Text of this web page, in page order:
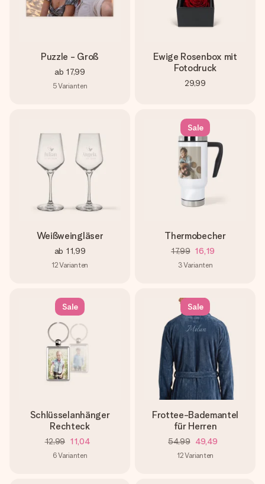
Puzzle - Groß
ab 17,99
5Varianten
Ewige Rosenbox mit
Fotodruck
29,99
Weißweingläser
ab 11,99
12Varianten
Sale
Thermobecher
17,99 16,19
3Varianten
Sale
Schlüsselanhänger
Rechteck
12,99 11,04
6Varianten
Sale
Frottee-Bademantel
für Herren
54,99 49,49
12Varianten